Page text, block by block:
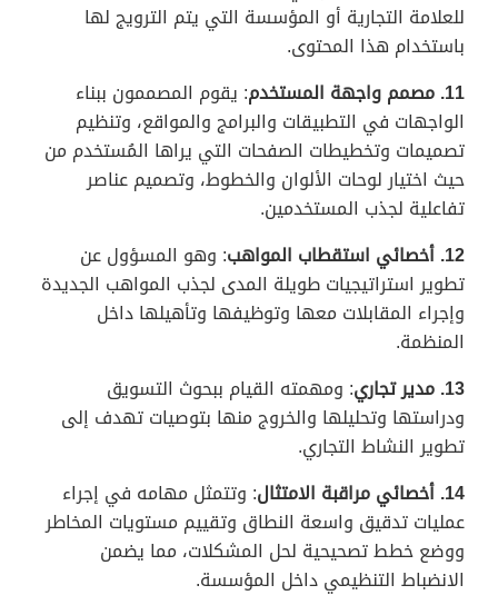
للعلامة التجارية أو المؤسسة التي يتم الترويج لها
باستخدام هذا المحتوى.
11. مصمم واجهة المستخدم
: يقوم المصممون ببناء
الواجهات في التطبيقات والبرامج والمواقع، وتنظيم
تصميمات وتخطيطات الصفحات التي يراها المُستخدم من
حيث اختيار لوحات الألوان والخطوط، وتصميم عناصر
تفاعلية لجذب المستخدمين.
12. أخصائي استقطاب المواهب
: وهو المسؤول عن
تطوير استراتيجيات طويلة المدى لجذب المواهب الجديدة
وإجراء المقابلات معها وتوظيفها وتأهيلها داخل
المنظمة.
13. مدير تجاري
: ومهمته القيام ببحوث التسويق
ودراستها وتحليلها والخروج منها بتوصيات تهدف إلى
تطوير النشاط التجاري.
14. أخصائي مراقبة الامتثال
: وتتمثل مهامه في إجراء
عمليات تدقيق واسعة النطاق وتقييم مستويات المخاطر
ووضع خطط تصحيحية لحل المشكلات، مما يضمن
الانضباط التنظيمي داخل المؤسسة.